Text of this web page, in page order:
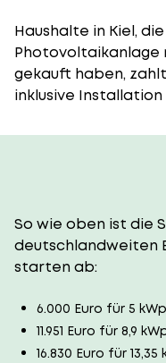
Haushalte in Kiel,
Photovoltaikanlage
gekauft haben,
inklusive Installation
So wie oben ist die
deutschlandweiten
starten ab:
6.000 Euro für 5
11.951 Euro für 8,9
16.830 Euro für